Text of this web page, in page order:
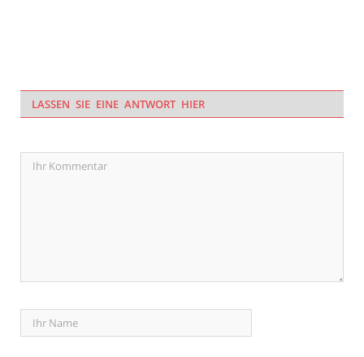
LASSEN SIE EINE ANTWORT HIER